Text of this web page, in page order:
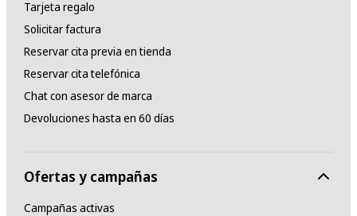
Tarjeta regalo
Solicitar factura
Reservar cita previa en tienda
Reservar cita telefónica
Chat con asesor de marca
Devoluciones hasta en 60 días
Ofertas y campañas
Campañas activas